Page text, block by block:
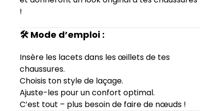
!
🛠️ Mode d’emploi :
Insère les lacets dans les œillets de tes
chaussures.
Choisis ton style de laçage.
Ajuste-les pour un confort optimal.
C’est tout – plus besoin de faire de nœuds !